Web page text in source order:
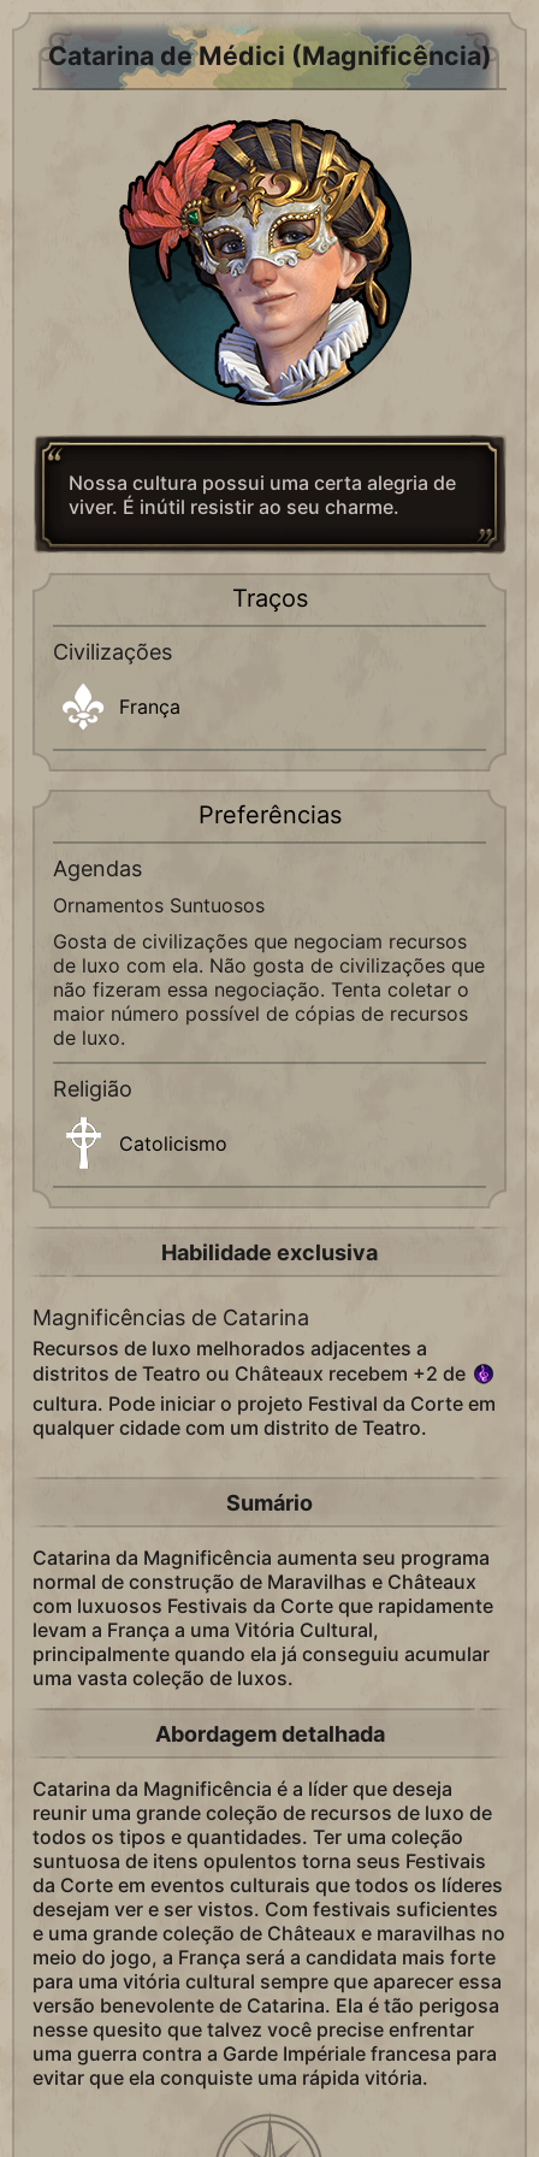
Catarina de Médici (Magnificência)
Nossa cultura possui uma certa alegria de
viver. É inútil resistir ao seu charme.
Traços
Civilizações
França
Preferências
Agendas
Ornamentos Suntuosos
Gosta de civilizações que negociam recursos
de luxo com ela. Não gosta de civilizações que
não fizeram essa negociação. Tenta coletar o
maior número possível de cópias de recursos
de luxo.
Religião
Catolicismo
Habilidade exclusiva
Magnificências de Catarina
Recursos de luxo melhorados adjacentes a
distritos de Teatro ou Châteaux recebem +2 de
cultura. Pode iniciar o projeto Festival da Corte em
qualquer cidade com um distrito de Teatro.
Sumário
Catarina da Magnificência aumenta seu programa
normal de construção de Maravilhas e Châteaux
com luxuosos Festivais da Corte que rapidamente
levam a França a uma Vitória Cultural,
principalmente quando ela já conseguiu acumular
uma vasta coleção de luxos.
Abordagem detalhada
Catarina da Magnificência é a líder que deseja
reunir uma grande coleção de recursos de luxo de
todos os tipos e quantidades. Ter uma coleção
suntuosa de itens opulentos torna seus Festivais
da Corte em eventos culturais que todos os líderes
desejam ver e ser vistos. Com festivais suficientes
e uma grande coleção de Châteaux e maravilhas no
meio do jogo, a França será a candidata mais forte
para uma vitória cultural sempre que aparecer essa
versão benevolente de Catarina. Ela é tão perigosa
nesse quesito que talvez você precise enfrentar
uma guerra contra a Garde Impériale francesa para
evitar que ela conquiste uma rápida vitória.